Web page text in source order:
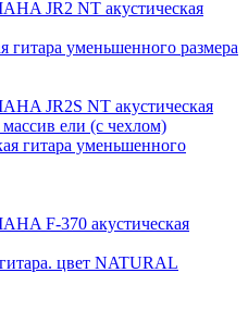
гитара уменьшенного размера
гитара уменьшенного
цвет NATURAL